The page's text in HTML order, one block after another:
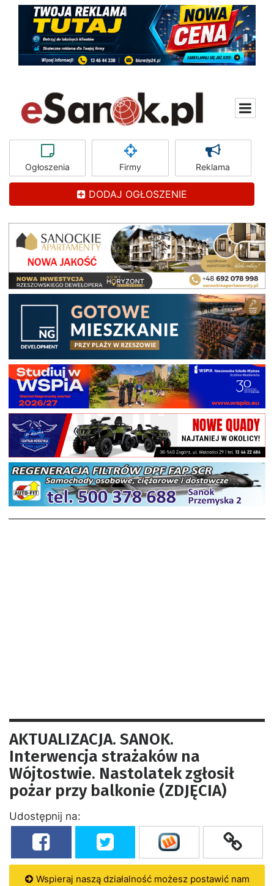
Ogłoszenia Firmy Reklama
DODAJ OGŁOSZENIE
AKTUALIZACJA. SANOK.
Interwencja strażaków na
Wójtostwie. Nastolatek zgłosił
pożar przy balkonie (ZDJĘCIA)
Udostępnij na:
Wspieraj naszą działalność możesz postawić nam